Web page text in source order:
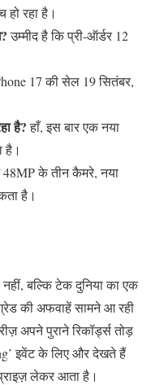
रहा है।
उम्मीद है कि प्री-ऑर्डर 12
17 की सेल 19 सितंबर,
है?हाँ, इस बार एक नया
है।
के तीन कैमरे, नया
है।
बल्कि टेक दुनिया का एक
की अफवाहें सामने आ रही
अपने पुराने रिकॉर्ड्स तोड़
इवेंट के लिए और देखते हैं
लेकर आता है।